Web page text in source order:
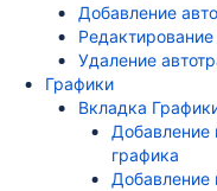
Добавление
Редактирование
Удаление
Графики
Вкладка
Добавление
графика
Добавление